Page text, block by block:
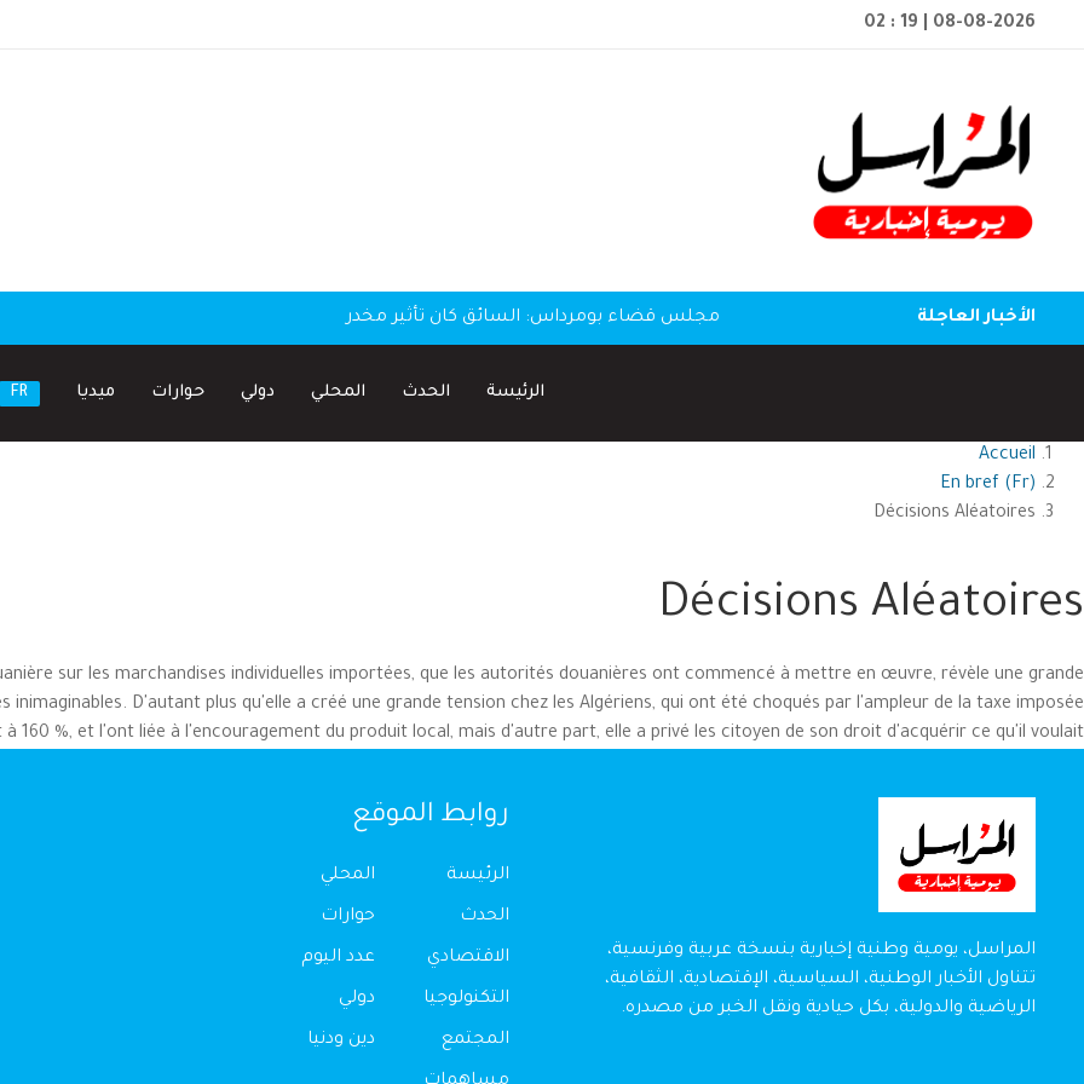
02 : 19 | 08-08-2026
الأخبار العاجلة مجلس قضاء بومرداس: السائق كان تأثير مخدر
الرئيسة الحدث المحلي دولي حوارات ميديا FR
Accueil
En bref (Fr)
Décisions Aléatoires
Décisions Aléatoires
sur les marchandises individuelles importées, que les autorités douanières ont commencé à mettre en œuvre, révèle une grande
D'autant plus qu'elle a créé une grande tension chez les Algériens, qui ont été choqués par l'ampleur de la taxe imposée
160 %, et l'ont liée à l'encouragement du produit local, mais d'autre part, elle a privé les citoyen de son droit d'acquérir ce qu'il voulait.
المراسل، يومية وطنية إخبارية بنسخة عربية وفرنسية،
تتناول الأخبار الوطنية، السياسية، الإقتصادية، الثقافية،
الرياضية والدولية، بكل حيادية ونقل الخبر من مصدره.
روابط الموقع
الرئيسة
الحدث
الاقتصادي
التكنولوجيا
المجتمع
المحلي
حوارات
عدد اليوم
دولي
دين ودنيا